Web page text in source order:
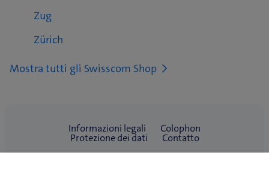
Zug
Zürich
Mostra tutti gli Swisscom Shop